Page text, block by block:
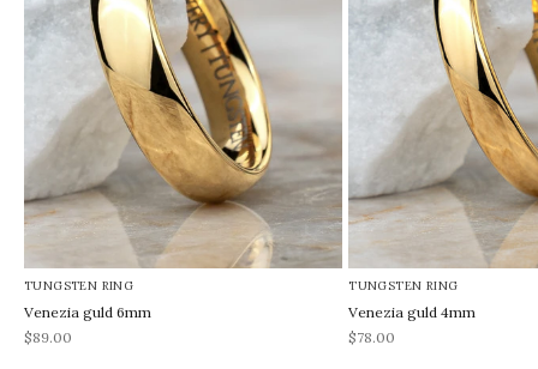
TUNGSTEN RING
Venezia guld 6mm
REA-pris
$89.00
TUNGSTEN RING
Venezia guld 4mm
REA-pris
$78.00